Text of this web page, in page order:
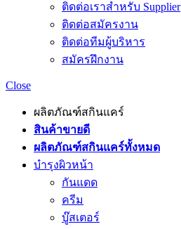
ติดต่อเราสำหรับ Supplier
ติดต่อสมัครงาน
ติดต่อทีมผู้บริหาร
สมัครฝึกงาน
Close
ผลิตภัณฑ์สกินแคร์
สินค้าขายดี
ผลิตภัณฑ์สกินแคร์ทั้งหมด
บำรุงผิวหน้า
กันแดด
ครีม
บู๊สเตอร์